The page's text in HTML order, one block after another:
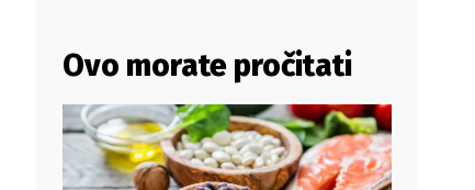
Ovo morate pročitati